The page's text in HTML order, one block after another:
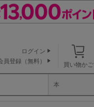
買い物かご
ログイン
員登録（無料）
本